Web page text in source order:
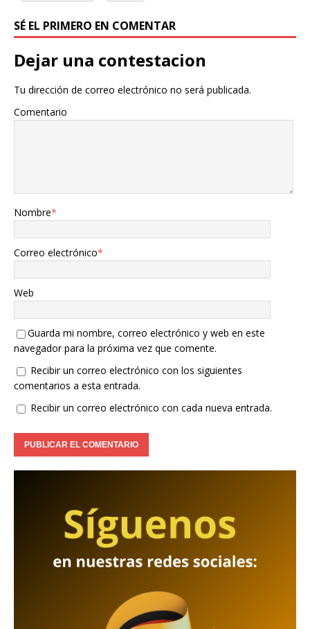
SÉ EL PRIMERO EN COMENTAR
Dejar una contestacion
Tu dirección de correo electrónico no será publicada.
Comentario
Nombre*
Correo electrónico*
Web
Guarda mi nombre, correo electrónico y web en este
navegador para la próxima vez que comente.
Recibir un correo electrónico con los siguientes
comentarios a esta entrada.
Recibir un correo electrónico con cada nueva entrada.